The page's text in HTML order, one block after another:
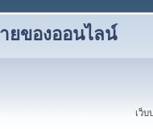
ยของออนไลน์
เว็